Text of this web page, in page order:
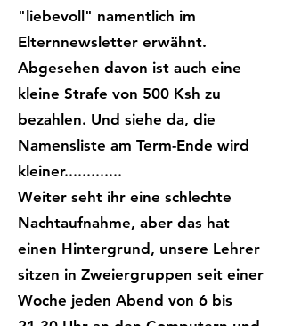
"liebevoll" namentlich im
Elternnewsletter erwähnt.
Abgesehen davon ist auch eine
kleine Strafe von 500 Ksh zu
bezahlen. Und siehe da, die
Namensliste am Term-Ende wird
kleiner.............
Weiter seht ihr eine schlechte
Nachtaufnahme, aber das hat
einen Hintergrund, unsere Lehrer
sitzen in Zweiergruppen seit einer
Woche jeden Abend von 6 bis